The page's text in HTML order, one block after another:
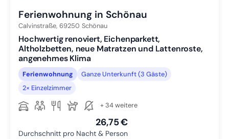
Ferienwohnung in Schönau
Calvinstraße, 69250 Schönau
Hochwertig renoviert, Eichenparkett,
Altholzbetten, neue Matratzen und Lattenroste,
angenehmes Klima
Ferienwohnung
Ganze Unterkunft (3 Gäste)
2× Einzelzimmer
+ 34 weitere
26,75 €
Durchschnitt pro Nacht & Person